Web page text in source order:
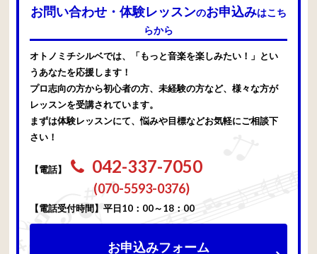
お問い合わせ・体験レッスンのお申込みはこち
らから
オトノミチシルベでは、「もっと音楽を楽しみたい！」とい
うあなたを応援します！
プロ志向の方から初心者の方、未経験の方など、様々な方が
レッスンを受講されています。
まずは体験レッスンにて、悩みや目標などお気軽にご相談下
さい！
【電話】 042-337-7050
(070-5593-0376)
【電話受付時間】平日10：00～18：00
お申込みフォーム